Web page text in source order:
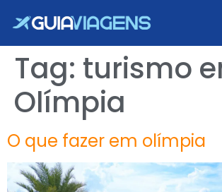
Tag: turismo
Olímpia
O que fazer em olímpia